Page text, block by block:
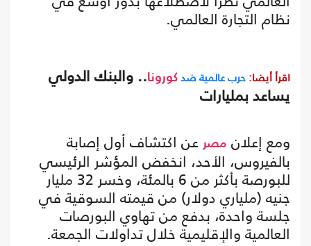
نظام التجارة العالمي.
اقرأ أيضا: حرب عالمية ضد كورونا.. والبنك الدولي
يساعد بمليارات
ومع إعلان مصر عن اكتشاف أول إصابة
بالفيروس، الأحد، انخفض المؤشر الرئيسي
للبورصة بأكثر من 6 بالمئة، وخسر 32 مليار
جنيه (ملياري دولار) من قيمته السوقية في
جلسة واحدة، بدفع من تهاوي البورصات
العالمية والإقليمية خلال تداولات الجمعة.